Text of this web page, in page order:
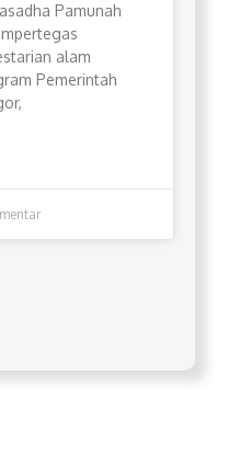
Pamunah
alam
Pemerintah